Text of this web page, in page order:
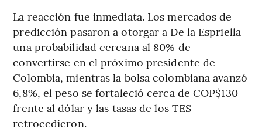
La reacción fue inmediata. Los mercados de
predicción pasaron a otorgar a De la Espriella
una probabilidad cercana al 80% de
convertirse en el próximo presidente de
Colombia, mientras la bolsa colombiana avanzó
6,8%, el peso se fortaleció cerca de COP$130
frente al dólar y las tasas de los TES
retrocedieron.